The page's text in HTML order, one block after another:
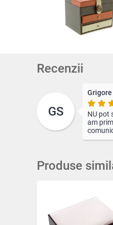
Recenzii
GS
Grigore
NU pot
am
Produse